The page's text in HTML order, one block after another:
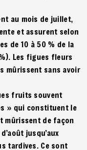
au mois de juillet,
et assurent selon
de 10 à 50 % de la
Les figues fleurs
mûrissent sans avoir
fruits souvent
» qui constituent le
mûrissent de façon
jusqu’aux
tardives. Ce sont